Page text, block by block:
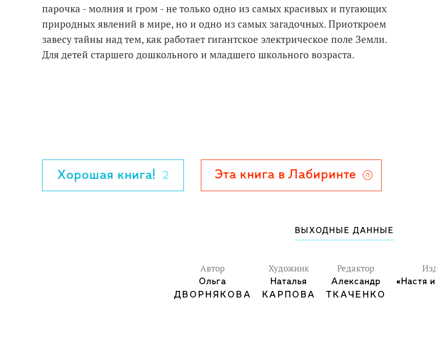
парочка - молния и гром - не только одно из самых красивых и пугающих
природных явлений в мире, но и одно из самых загадочных. Приоткроем
завесу тайны над тем, как работает гигантское электрическое поле Земли.
Для детей старшего дошкольного и младшего школьного возраста.
Хорошая книга! 2 Эта книга в Лабиринте
ВЫХОДНЫЕ ДАННЫЕ
Автор
Ольга
ДВОРНЯКОВА
Художник
Наталья
КАРПОВА
Редактор
Александр
ТКАЧЕНКО
«Настя